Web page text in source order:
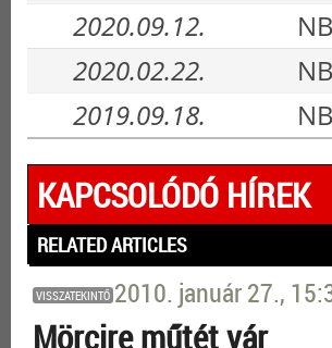
2020.09.12.
2020.02.22.
2019.09.18.
KAPCSOLÓDÓ HÍREK
RELATED ARTICLES
VISSZATEKINTŐ 2010. január 27.,
Mörcire műtét vár